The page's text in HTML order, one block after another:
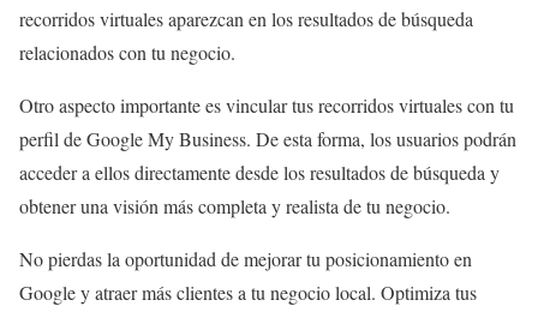
recorridos virtuales aparezcan en los resultados de búsqueda
relacionados con tu negocio.
Otro aspecto importante es vincular tus recorridos virtuales con tu
perfil de Google My Business. De esta forma, los usuarios podrán
acceder a ellos directamente desde los resultados de búsqueda y
obtener una visión más completa y realista de tu negocio.
No pierdas la oportunidad de mejorar tu posicionamiento en
Google y atraer más clientes a tu negocio local. Optimiza tus